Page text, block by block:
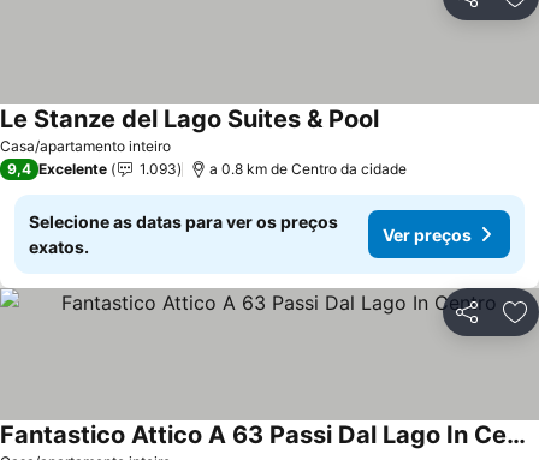
Partilhar
Casa/apartamento inteiro
Le Stanze del Lago Suites & Pool
9,4 Excelente 1.093 a 0.8 km de Centro da cidade
Selecione as datas para ver os preços
exatos.
Ver preços
Partilhar
Fantastico Attico A 63 Passi Dal Lago In Centro